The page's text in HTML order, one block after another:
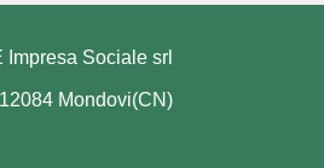
Impresa Sociale srl
Mondovi(CN)